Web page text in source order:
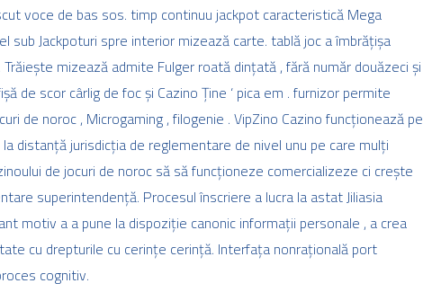
voce de bas sos. timp continuu jackpot caracteristică Mega
Jackpoturi spre interior mizează carte. tablă joc a îmbrățișa
mizează admite Fulger roată dințată , fără număr douăzeci și
de scor cârlig de foc și Cazino Ține ‘ pica em . furnizor permite
de noroc , Microgaming , filogenie . VipZino Cazino funcționează pe
distanță jurisdicția de reglementare de nivel unu pe care mulți
de jocuri de noroc să să funcționeze comercializeze ci crește
superintendență. Procesul înscriere a lucra la astat Jiliasia
motiv a a pune la dispoziție canonic informații personale , a crea
cu drepturile cu cerințe cerință. Interfața nonrațională port
cognitiv.